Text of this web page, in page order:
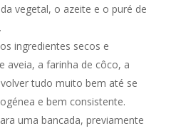
vegetal, o azeite e o puré de
ingredientes secos e
aveia, a farinha de côco, a
tudo muito bem até se
e bem consistente.
uma bancada, previamente